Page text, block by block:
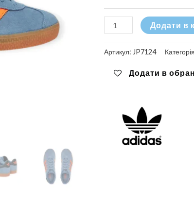
Кросівки
Gazelle
Додати в
Артикул: JP7124
Додати в